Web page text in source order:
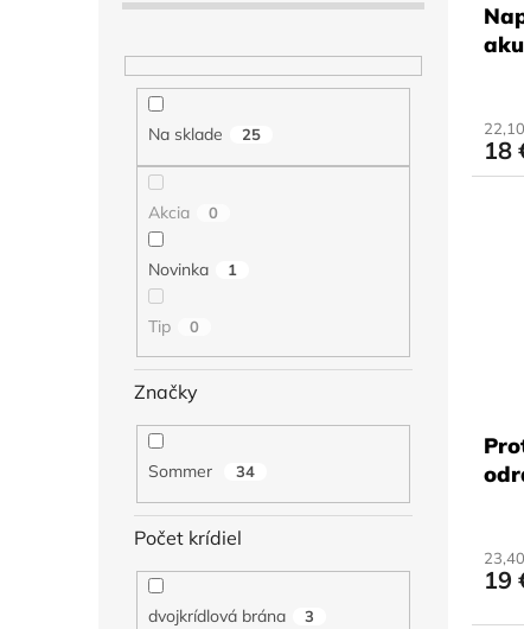
Na sklade 25
Akcia 0
Novinka 1
Tip 0
Značky
Sommer 34
Počet krídiel
dvojkrídlová brána 3
18
19